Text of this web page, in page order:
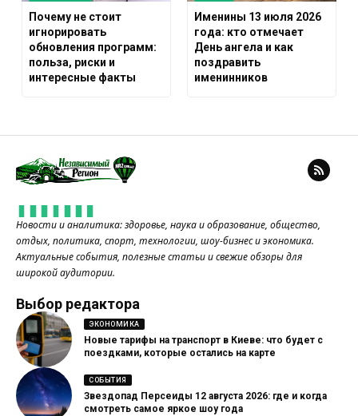
Почему не стоит
игнорировать
обновления программ:
польза, риски и
интересные факты
Именины 13 июля 2026
года: кто отмечает
День ангела и как
поздравить
именинников
Новости и аналитика: здоровье, наука и образование, общество,
отдых, политика, спорт, технологии, шоу-бизнес и экономика.
Актуальные события, полезные статьи и свежие обзоры для
широкой аудитории.
Выбор редактора
ЭКОНОМИКА
Новые тарифы на транспорт в Киеве: что будет с
поездками, которые остались на карте
СОБЫТИЯ
Звездопад Персеиды 12 августа 2026: где и когда
смотреть самое яркое шоу года